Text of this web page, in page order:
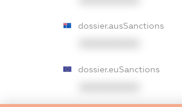
dossier.ausSanctions
dossier.euSanctions